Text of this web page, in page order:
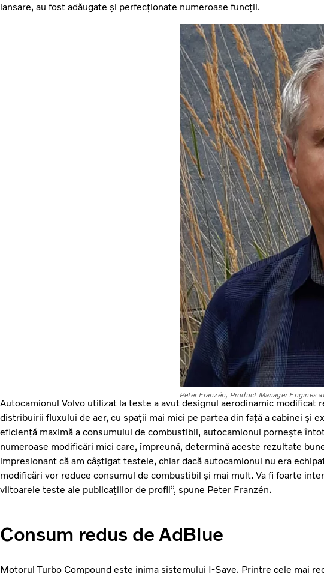
lansare, au fost adăugate și perfecționate numeroase funcții.
Peter Franzén, Product Manager Engines
Autocamionul Volvo utilizat la teste a avut designul aerodinamic modificat
distribuirii fluxului de aer, cu spații mai mici pe partea din față a cabinei și
eficiență maximă a consumului de combustibil, autocamionul pornește
numeroase modificări mici care, împreună, determină aceste rezultate
impresionant că am câștigat testele, chiar dacă autocamionul nu era
modificări vor reduce consumul de combustibil și mai mult. Va fi foarte
viitoarele teste ale publicațiilor de profil”, spune Peter Franzén.
Consum redus de AdBlue
Motorul Turbo Compound este inima sistemului I-Save. Printre cele mai